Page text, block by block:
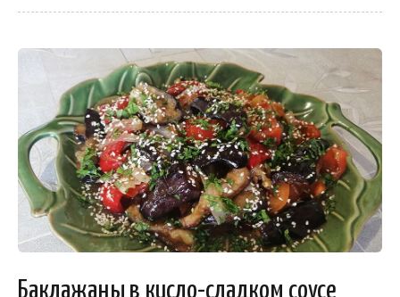
Баклажаны в кисло-сладком соусе